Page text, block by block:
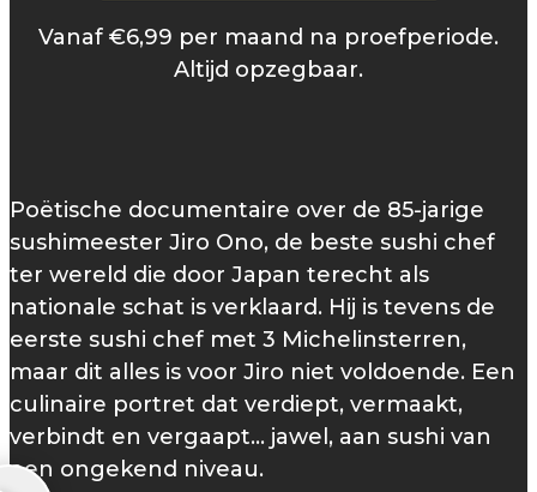
Vanaf €6,99 per maand na proefperiode.
Altijd opzegbaar.
Poëtische documentaire over de 85-jarige
sushimeester Jiro Ono, de beste sushi chef
ter wereld die door Japan terecht als
nationale schat is verklaard. Hij is tevens de
eerste sushi chef met 3 Michelinsterren,
maar dit alles is voor Jiro niet voldoende. Een
culinaire portret dat verdiept, vermaakt,
verbindt en vergaapt... jawel, aan sushi van
een ongekend niveau.